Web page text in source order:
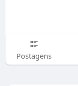
Postagens